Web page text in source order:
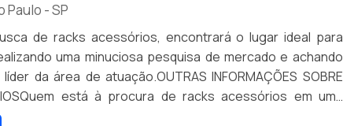
Paulo - SP
de racks acessórios, encontrará o lugar ideal para
uma minuciosa pesquisa de mercado e achando
da área de atuação.OUTRAS INFORMAÇÕES SOBRE
está à procura de racks acessórios em uma
qualificada, acha a GSS Fixações. Com alto know-how em